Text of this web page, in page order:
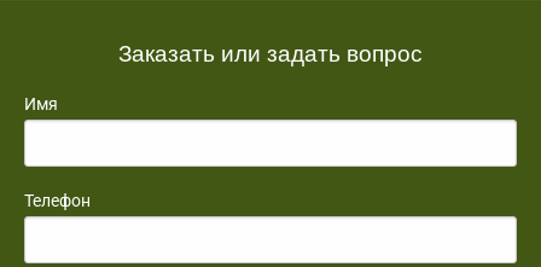
Заказать или задать вопрос
Имя
Телефон